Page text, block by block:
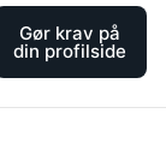
Gør krav på
din profilside